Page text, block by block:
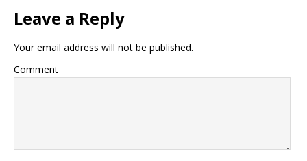
Leave a Reply
Your email address will not be published.
Comment